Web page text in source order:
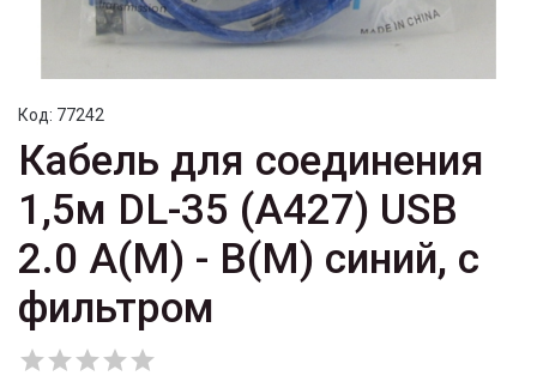
Код: 77242
Кабель для соединения
1,5м DL-35 (A427) USB
2.0 A(M) - B(M) синий, с
фильтром
